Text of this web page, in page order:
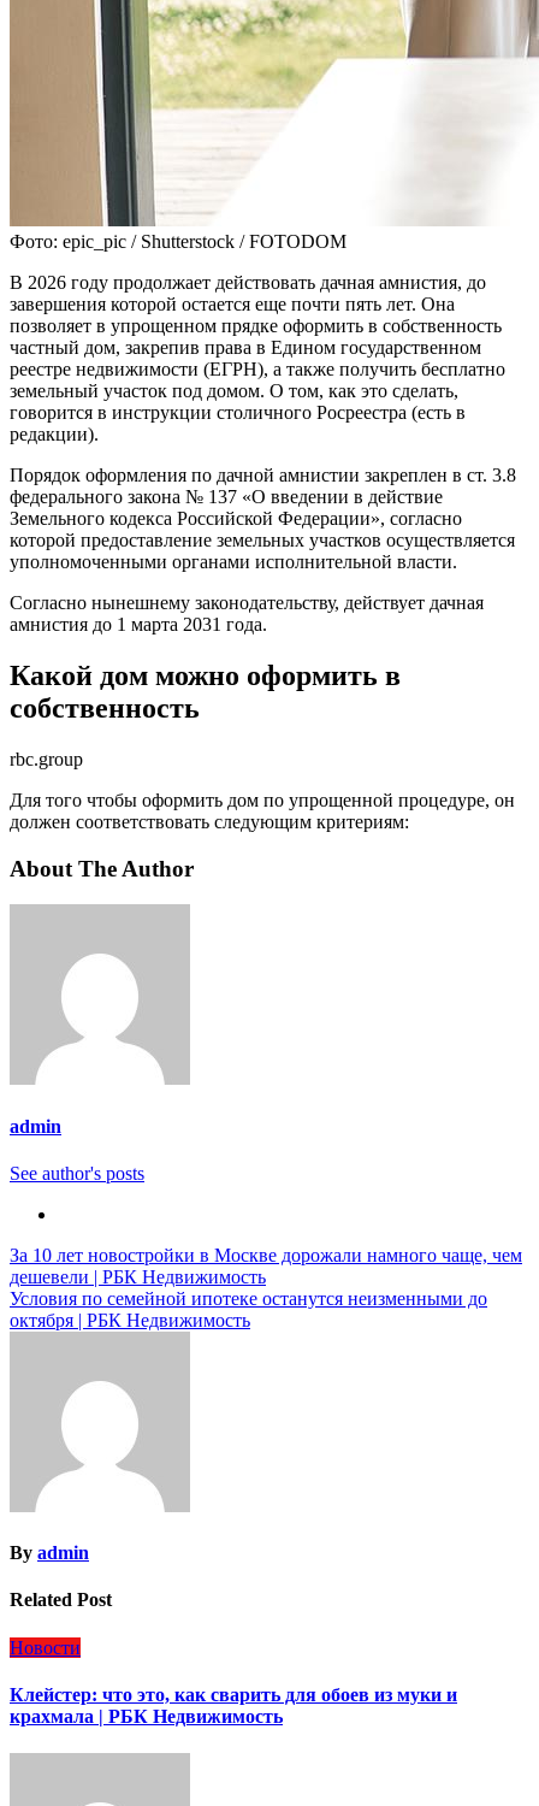
Фото: epic_pic / Shutterstock / FOTODOM
В 2026 году продолжает действовать дачная амнистия, до
завершения которой остается еще почти пять лет. Она
позволяет в упрощенном прядке оформить в собственность
частный дом, закрепив права в Едином государственном
реестре недвижимости (ЕГРН), а также получить бесплатно
земельный участок под домом. О том, как это сделать,
говорится в инструкции столичного Росреестра (есть в
редакции).
Порядок оформления по дачной амнистии закреплен в ст. 3.8
федерального закона № 137 «О введении в действие
Земельного кодекса Российской Федерации», согласно
которой предоставление земельных участков осуществляется
уполномоченными органами исполнительной власти.
Согласно нынешнему законодательству, действует дачная
амнистия до 1 марта 2031 года.
Какой дом можно оформить в
собственность
rbc.group
Для того чтобы оформить дом по упрощенной процедуре, он
должен соответствовать следующим критериям:
About The Author
admin
See author's posts
Навигация
по
записям
За 10 лет новостройки в Москве дорожали намного чаще, чем
дешевели | РБК Недвижимость
Условия по семейной ипотеке останутся неизменными до
октября | РБК Недвижимость
By admin
Related Post
Новости
Клейстер: что это, как сварить для обоев из муки и
крахмала | РБК Недвижимость